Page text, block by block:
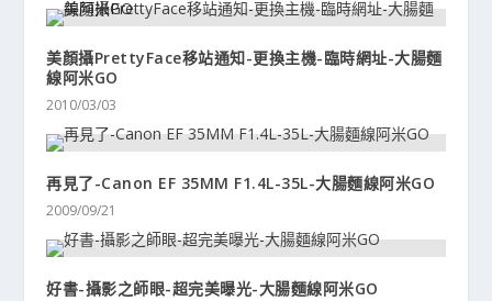
美顏攝PrettyFace移站通知-更換主機-臨時網址-大腸麵
線阿米GO
2010/03/03
再見了-Canon EF 35MM F1.4L-35L-大腸麵線阿米GO
2009/09/21
好書-攝影之師眼-超完美曝光-大腸麵線阿米GO